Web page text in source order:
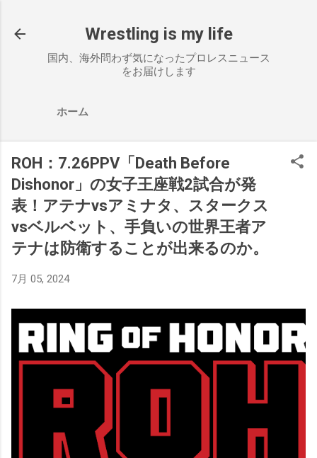
Wrestling is my life
国内、海外問わず気になったプロレスニュース
をお届けします
ホーム
ROH：7.26PPV「Death Before
Dishonor」の女子王座戦2試合が発
表！アテナvsアミナタ、スタークス
vsベルベット、手負いの世界王者ア
テナは防衛することが出来るのか。
7月 05, 2024